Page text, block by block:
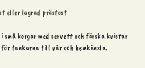
eller lagrad prästost
små korgar med servett och färska kvistar
tankarna till vår och hemkänsla.